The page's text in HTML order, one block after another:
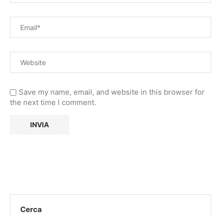
Save my name, email, and website in this browser for
the next time I comment.
Cerca